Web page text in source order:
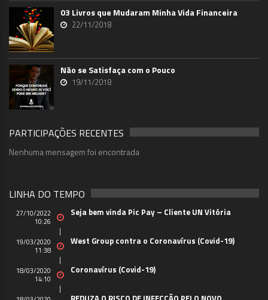
03 Livros que Mudaram Minha Vida Financeira
22/11/2018
Não se Satisfaça com o Pouco
19/11/2018
PARTICIPAÇÕES RECENTES
Nenhuma mensagem foi encontrada
LINHA DO TEMPO
27/10/2022
10:26
Seja bem vinda Pic Pay – Cliente UN Vitória
19/03/2020
11:38
West Group contra o Coronavírus (Covid-19)
18/03/2020
14:10
Coronavírus (Covid-19)